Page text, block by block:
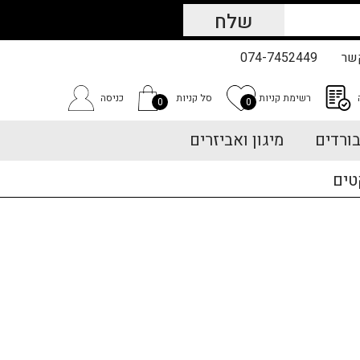
074-7452449
רשימת קניות 0 סל קניות 0 כניסה
מיגון ואביזרים